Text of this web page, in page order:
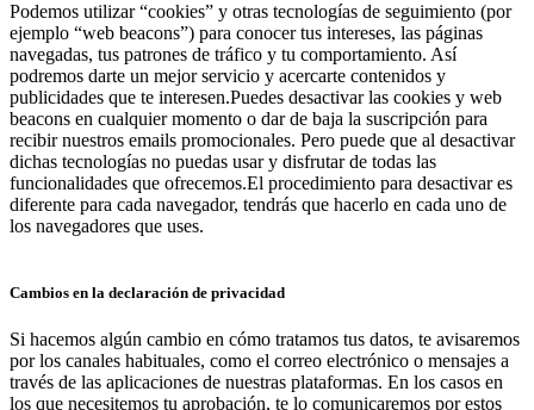
Podemos utilizar “cookies” y otras tecnologías de seguimiento (por
ejemplo “web beacons”) para conocer tus intereses, las páginas
navegadas, tus patrones de tráfico y tu comportamiento. Así
podremos darte un mejor servicio y acercarte contenidos y
publicidades que te interesen.Puedes desactivar las cookies y web
beacons en cualquier momento o dar de baja la suscripción para
recibir nuestros emails promocionales. Pero puede que al desactivar
dichas tecnologías no puedas usar y disfrutar de todas las
funcionalidades que ofrecemos.El procedimiento para desactivar es
diferente para cada navegador, tendrás que hacerlo en cada uno de
los navegadores que uses.
Cambios en la declaración de privacidad
Si hacemos algún cambio en cómo tratamos tus datos, te avisaremos
por los canales habituales, como el correo electrónico o mensajes a
través de las aplicaciones de nuestras plataformas. En los casos en
los que necesitemos tu aprobación, te lo comunicaremos por estos